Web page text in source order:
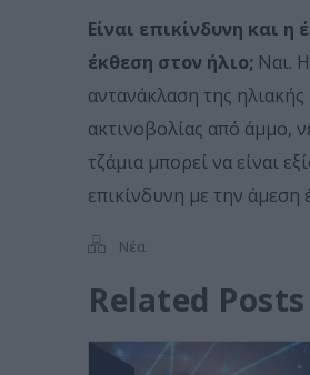
Είναι επικίνδυνη και η
έκθεση στον ήλιο; Ναι. Η
αντανάκλαση της ηλιακής
ακτινοβολίας από άμμο,
τζάμια μπορεί να είναι
επικίνδυνη με την άμεση
Νέα
Related Posts